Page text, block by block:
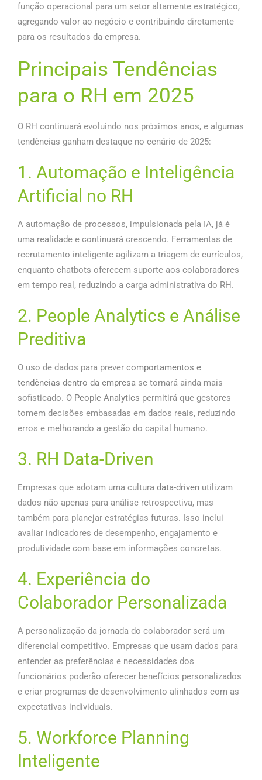
função operacional para um setor altamente estratégico,
agregando valor ao negócio e contribuindo diretamente
para os resultados da empresa.
Principais Tendências
para o RH em 2025
O RH continuará evoluindo nos próximos anos, e algumas
tendências ganham destaque no cenário de 2025:
1. Automação e Inteligência
Artificial no RH
A automação de processos, impulsionada pela IA, já é
uma realidade e continuará crescendo. Ferramentas de
recrutamento inteligente agilizam a triagem de currículos,
enquanto chatbots oferecem suporte aos colaboradores
em tempo real, reduzindo a carga administrativa do RH.
2. People Analytics e Análise
Preditiva
O uso de dados para prever comportamentos e
tendências dentro da empresa se tornará ainda mais
sofisticado. O People Analytics permitirá que gestores
tomem decisões embasadas em dados reais, reduzindo
erros e melhorando a gestão do capital humano.
3. RH Data-Driven
Empresas que adotam uma cultura data-driven utilizam
dados não apenas para análise retrospectiva, mas
também para planejar estratégias futuras. Isso inclui
avaliar indicadores de desempenho, engajamento e
produtividade com base em informações concretas.
4. Experiência do
Colaborador Personalizada
A personalização da jornada do colaborador será um
diferencial competitivo. Empresas que usam dados para
entender as preferências e necessidades dos
funcionários poderão oferecer benefícios personalizados
e criar programas de desenvolvimento alinhados com as
expectativas individuais.
5. Workforce Planning
Inteligente